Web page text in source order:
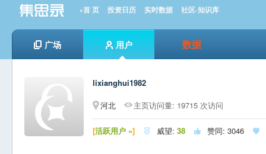
»首 页 投资日历 实时数据 社区-知识库
广场 用户 数据
lixianghui1982
河北
主页访问量: 19715 次访问
[活跃用户 »]  威望: 38  赞同: 3046 